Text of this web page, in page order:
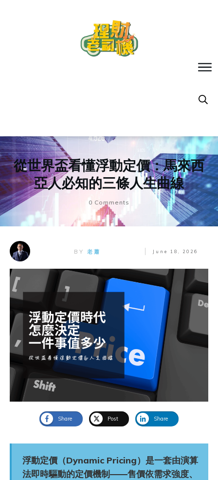
從世界盃看懂浮動定價：馬來西
亞人必知的三條人生曲線
0 Comments
BY老蕭 June 18, 2026
Share Post Share
浮動定價（Dynamic Pricing）是一套由演算
法即時驅動的定價機制——售價依需求強度、